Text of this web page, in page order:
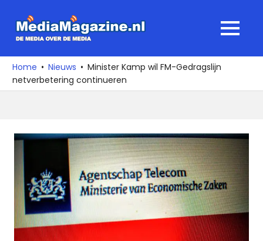
naar
media
over
de
MENU
Home Nieuws
Minister Kamp wil FM-Gedragslijn
netverbetering continueren